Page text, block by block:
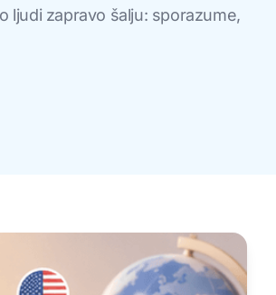
ljudi zapravo šalju: sporazume,